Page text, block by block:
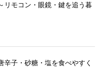
リモコン・眼鏡・鍵を追う暮
子・砂糖・塩を食べやすく